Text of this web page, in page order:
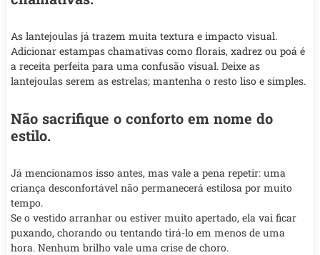
As lantejoulas já trazem muita textura e impacto visual.
Adicionar estampas chamativas como florais, xadrez ou poá é
a receita perfeita para uma confusão visual. Deixe as
lantejoulas serem as estrelas; mantenha o resto liso e simples.
Não sacrifique o conforto em nome do
estilo.
Já mencionamos isso antes, mas vale a pena repetir: uma
criança desconfortável não permanecerá estilosa por muito
tempo.
Se o vestido arranhar ou estiver muito apertado, ela vai ficar
puxando, chorando ou tentando tirá-lo em menos de uma
hora. Nenhum brilho vale uma crise de choro.